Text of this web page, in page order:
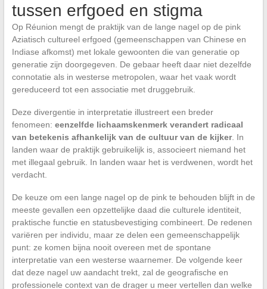
tussen erfgoed en stigma
Op Réunion mengt de praktijk van de lange nagel op de pink
Aziatisch cultureel erfgoed (gemeenschappen van Chinese en
Indiase afkomst) met lokale gewoonten die van generatie op
generatie zijn doorgegeven. De gebaar heeft daar niet dezelfde
connotatie als in westerse metropolen, waar het vaak wordt
gereduceerd tot een associatie met druggebruik.
Deze divergentie in interpretatie illustreert een breder
fenomeen: eenzelfde lichaamskenmerk verandert radicaal
van betekenis afhankelijk van de cultuur van de kijker. In
landen waar de praktijk gebruikelijk is, associeert niemand het
met illegaal gebruik. In landen waar het is verdwenen, wordt het
verdacht.
De keuze om een lange nagel op de pink te behouden blijft in de
meeste gevallen een opzettelijke daad die culturele identiteit,
praktische functie en statusbevestiging combineert. De redenen
variëren per individu, maar ze delen een gemeenschappelijk
punt: ze komen bijna nooit overeen met de spontane
interpretatie van een westerse waarnemer. De volgende keer
dat deze nagel uw aandacht trekt, zal de geografische en
professionele context van de drager u meer vertellen dan welke